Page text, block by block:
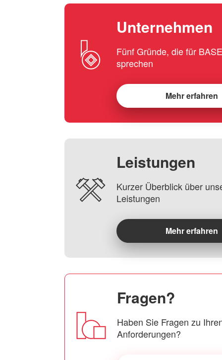
Unternehmen
Fünf Gründe, die für
sprechen
Mehr erfahren
Leistungen
Kurzer Überblick über
Leistungen
Mehr erfahren
Fragen?
Haben Sie Fragen zu
Anforderungen?